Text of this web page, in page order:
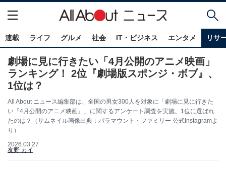
連載 ライフ グルメ 社会 IT・ビジネス エンタメ リサ
劇場に見に行きたい「4月公開のアニメ映画」
ランキング！ 2位『劇場版スポンジ・ボブ』、
1位は？
All About ニュース編集部は、全国の男女300人を対象に「劇場に見に行きた
い『4月公開のアニメ映画』」に関するアンケート調査を実施。1位に選ばれ
たのは？（サムネイル画像出典：パラマウント・ファミリー 公式Instagramよ
り）
2026.03.27
友野 カイ